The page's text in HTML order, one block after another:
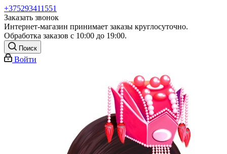
+375293411551
Заказать звонок
Интернет-магазин принимает заказы круглосуточно.
Обработка заказов с 10:00 до 19:00.
Поиск
Войти